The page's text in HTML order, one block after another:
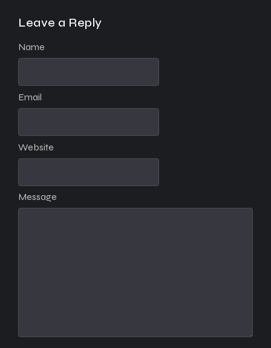
Leave a Reply
Message
Name
Email
Website